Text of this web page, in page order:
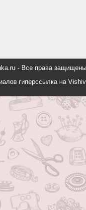
- Все права
гиперссылка на